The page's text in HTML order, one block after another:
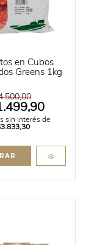
en Cubos
Greens 1kg
sin interés de